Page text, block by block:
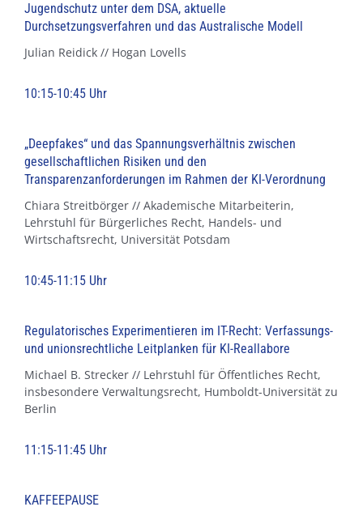
Jugendschutz unter dem DSA, aktuelle
Durchsetzungsverfahren und das Australische Modell
Julian Reidick // Hogan Lovells
10:15-10:45 Uhr
„Deepfakes“ und das Spannungsverhältnis zwischen
gesellschaftlichen Risiken und den
Transparenzanforderungen im Rahmen der KI-Verordnung
Chiara Streitbörger // Akademische Mitarbeiterin,
Lehrstuhl für Bürgerliches Recht, Handels- und
Wirtschaftsrecht, Universität Potsdam
10:45-11:15 Uhr
Regulatorisches Experimentieren im IT-Recht: Verfassungs-
und unionsrechtliche Leitplanken für KI-Reallabore
Michael B. Strecker // Lehrstuhl für Öffentliches Recht,
insbesondere Verwaltungsrecht, Humboldt-Universität zu
Berlin
11:15-11:45 Uhr
KAFFEEPAUSE